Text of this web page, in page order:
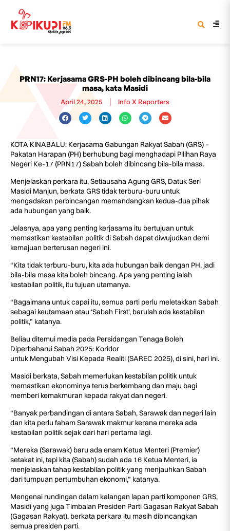
PRN17: Kerjasama GRS-PH boleh dibincang bila-bila
masa, kata Masidi
April 24, 2025 Info X Reporters
KOTA KINABALU: Kerjasama Gabungan Rakyat Sabah (GRS) –
Pakatan Harapan (PH) berhubung bagi menghadapi Pilihan Raya
Negeri Ke-17 (PRN17) Sabah boleh dibincang bila-bila masa.
Menjelaskan perkara itu, Setiausaha Agung GRS, Datuk Seri
Masidi Manjun, berkata GRS tidak terburu-buru untuk
mengadakan perbincangan memandangkan kedua-dua pihak
ada hubungan yang baik.
Jelasnya, apa yang penting kerjasama itu bertujuan untuk
memastikan kestabilan politik di Sabah dapat diwujudkan demi
kemajuan berterusan negeri ini.
“Kita tidak terburu-buru, kita ada hubungan baik dengan PH, jadi
bila-bila masa kita boleh bincang. Apa yang penting ialah
kestabilan politik, itu tujuan utamanya.
“Bagaimana untuk capai itu, semua parti perlu meletakkan Sabah
sebagai keutamaan atau ‘Sabah First’, barulah ada kestabilan
politik,” katanya.
Beliau ditemui media pada Persidangan Tenaga Boleh
Diperbaharui Sabah 2025: Koridor
untuk Mengubah Visi Kepada Realiti (SAREC 2025), di sini, hari ini.
Masidi berkata, Sabah memerlukan kestabilan politik untuk
memastikan ekonominya terus berkembang dan maju bagi
memberi kemakmuran kepada rakyat dan negeri.
“Banyak perbandingan di antara Sabah, Sarawak dan negeri lain
dan kita perlu faham Sarawak makmur kerana mereka ada
kestabilan politik sejak dari hari pertama lagi.
“Mereka (Sarawak) baru ada enam Ketua Menteri (Premier)
setakat ini, tapi kita (Sabah) sudah ada 16 Ketua Menteri, ia
menjelaskan tahap kestabilan politik yang menjauhkan Sabah
dari tumpuan pertumbuhan ekonomi,” katanya.
Mengenai rundingan dalam kalangan lapan parti komponen GRS,
Masidi yang juga Timbalan Presiden Parti Gagasan Rakyat Sabah
(Gagasan Rakyat), berkata perkara itu masih dibincangkan
semua presiden parti.